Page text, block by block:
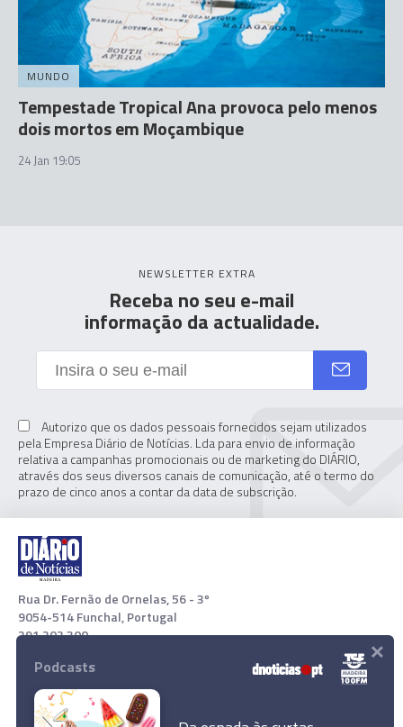
MUNDO
Tempestade Tropical Ana provoca pelo menos
dois mortos em Moçambique
24 Jan 19:05
NEWSLETTER EXTRA
Receba no seu e-mail
informação da actualidade.
Autorizo que os dados pessoais fornecidos sejam utilizados
pela Empresa Diário de Notícias. Lda para envio de informação
relativa a campanhas promocionais ou de marketing do DIÁRIO,
através dos seus diversos canais de comunicação, até o termo do
prazo de cinco anos a contar da data de subscrição.
Rua Dr. Fernão de Ornelas, 56 - 3º
9054-514 Funchal, Portugal
291 202 300
Download App
Podcasts ×